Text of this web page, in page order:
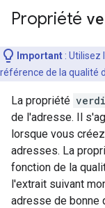
Propriété
Important : Utilisez
référence de la qualité
La propriété
de l'adresse. Il
lorsque vous
adresses. La
fonction de la
l'extrait suivant
adresse de bonne